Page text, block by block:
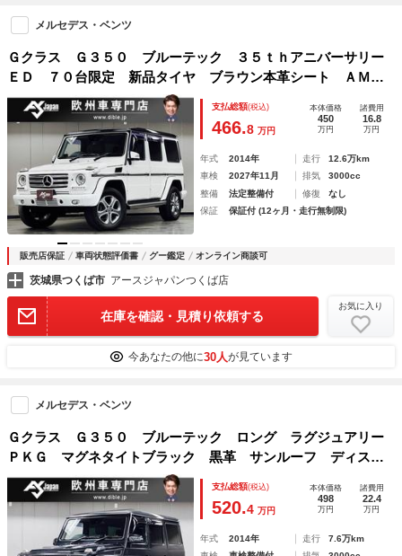
メルセデス・ベンツ
Ｇクラス Ｇ３５０ ブルーテック ３５ｔｈアニバーサリー
ＥＤ ７０台限定 新品タイヤ ブラウン本革シート ＡＭＧ
オーバーフェンダー 専用チタニウムグレー１８ＡＷ ブラッ
クルーフ ハーマンカードン レーダークルーズ ＢＳＭ Ｂ
カメラ キーレス２個 全席ヒーター
支払総額(税込)
466.8 万円
本体価格
450
万円
諸費用
16.8
万円
年式 2014年 走行
12.6万km
車検
2027年11月 排気
3000cc
整備
法定整備付 修復
なし
保証
保証付 (12ヶ月・走行無制限)
販売店保証 車両状態評価書 グー鑑定 オンライン商談可
茨城県つくば市 アースジャパンつくば店
在庫を確認・見積り依頼する
お気に入り
今あなたの他に30人が見ています
メルセデス・ベンツ
Ｇクラス Ｇ３５０ ブルーテック ロング ラグジュアリー
ＰＫＧ マグネタイトブラック 黒革 サンルーフ ディスト
ロ＋ ＢＳＭ 全席ヒーター 純正ブラック１８ＡＷ 純正ナ
ビ ＤＴＶ ＢＴ音楽 ＥＴＣ２．０ Ｂカメラ 背面タイヤ
車載
支払総額(税込)
520.4 万円
本体価格
498
万円
諸費用
22.4
万円
年式 2014年 走行
7.6万km